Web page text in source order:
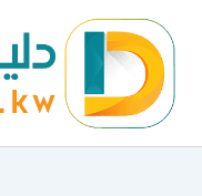
المحتوى